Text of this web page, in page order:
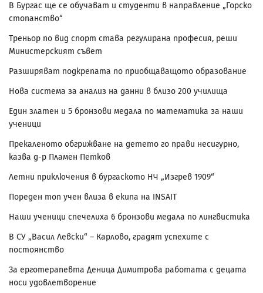
В Бургас ще се обучават и студенти в направление „Горско
стопанство“
Треньор по вид спорт става регулирана професия, реши
Министерският съвет
Разширяват подкрепата по приобщаващото образование
Нова система за анализ на данни в близо 200 училища
Един златен и 5 бронзови медала по математика за наши
ученици
Прекаленото обгрижване на детето го прави несигурно,
казва д-р Пламен Петков
Летни приключения в бургаското НЧ „Изгрев 1909“
Пореден топ учен влиза в екипа на INSAIT
Наши ученици спечелиха 6 бронзови медала по лингвистика
В СУ „Васил Левски“ – Карлово, градят успехите с
постоянство
За ерготерапевта Деница Димитрова работата с децата
носи удовлетворение